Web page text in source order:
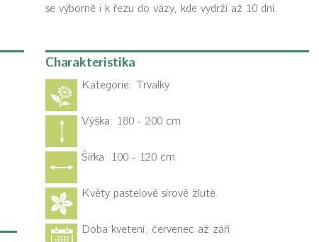
se výborně i k řezu do vázy, kde vydrží až 10 dní.
Charakteristika
Kategorie: Trvalky
Výška: 180 - 200 cm
Šířka: 100 - 120 cm
Květy pastelově sírově žluté.
Doba kvetení: červenec až září